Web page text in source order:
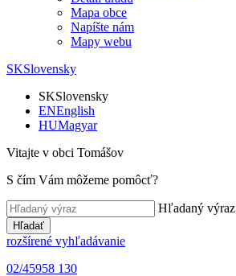
Mapa obce
Napíšte nám
Mapy webu
SKSlovensky
SKSlovensky
ENEnglish
HUMagyar
Vitajte v obci Tomášov
S čím Vám môžeme pomôcť?
Hľadaný výraz
Hľadať
rozšírené vyhľadávanie
02/45958 130